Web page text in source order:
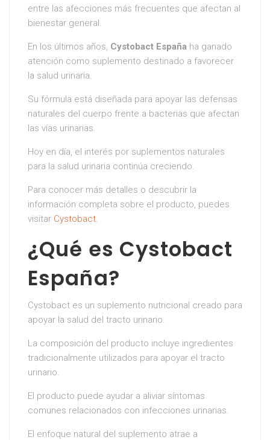
entre las afecciones más frecuentes que afectan al
bienestar general.
En los últimos años, Cystobact España ha ganado
atención como suplemento destinado a favorecer
la salud urinaria.
Su fórmula está diseñada para apoyar las defensas
naturales del cuerpo frente a bacterias que afectan
las vías urinarias.
Hoy en día, el interés por suplementos naturales
para la salud urinaria continúa creciendo.
Para conocer más detalles o descubrir la
información completa sobre el producto, puedes
visitar Cystobact.
¿Qué es Cystobact
España?
Cystobact es un suplemento nutricional creado para
apoyar la salud del tracto urinario.
La composición del producto incluye ingredientes
tradicionalmente utilizados para apoyar el tracto
urinario.
El producto puede ayudar a aliviar síntomas
comunes relacionados con infecciones urinarias.
El enfoque natural del suplemento atrae a